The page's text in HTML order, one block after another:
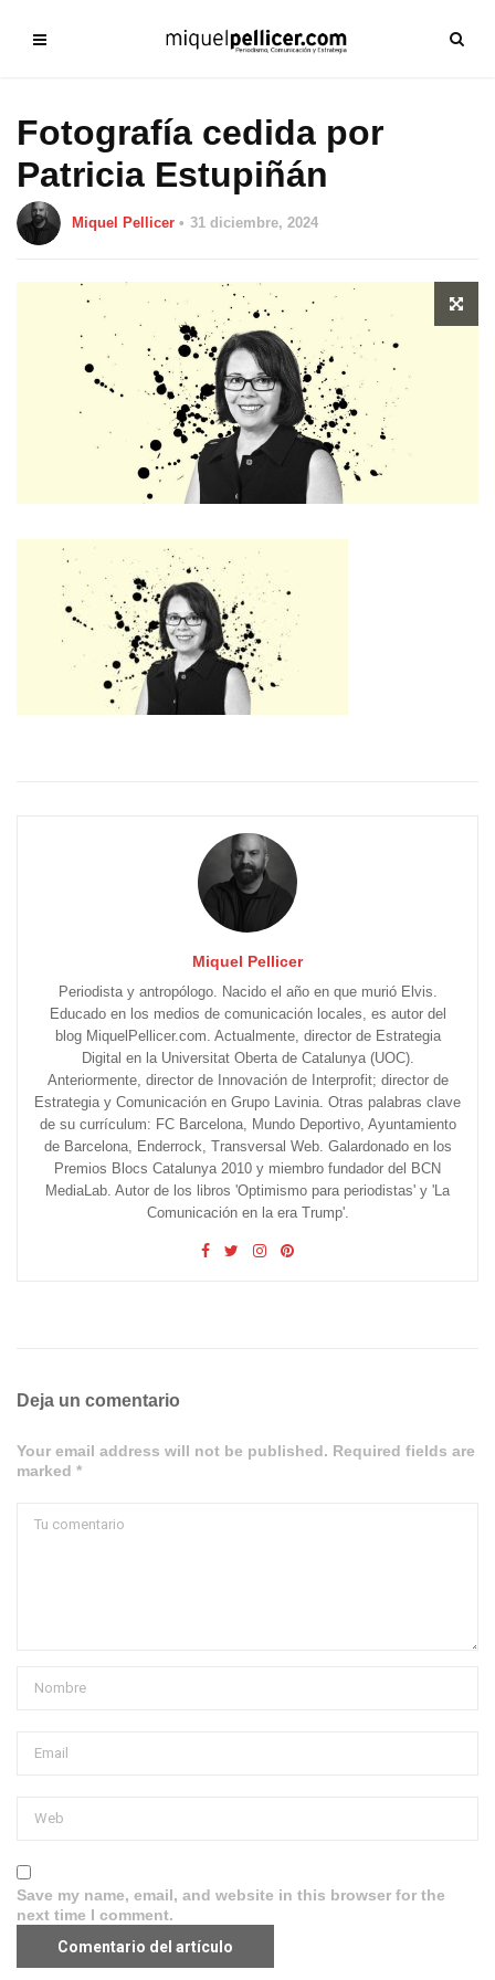
Fotografía cedida por
Patricia Estupiñán
Miquel Pellicer 31 diciembre, 2024
Miquel Pellicer
Periodista y antropólogo. Nacido el año en que murió Elvis.
Educado en los medios de comunicación locales, es autor del
blog MiquelPellicer.com. Actualmente, director de Estrategia
Digital en la Universitat Oberta de Catalunya (UOC).
Anteriormente, director de Innovación de Interprofit; director de
Estrategia y Comunicación en Grupo Lavinia. Otras palabras clave
de su currículum: FC Barcelona, Mundo Deportivo, Ayuntamiento
de Barcelona, Enderrock, Transversal Web. Galardonado en los
Premios Blocs Catalunya 2010 y miembro fundador del BCN
MediaLab. Autor de los libros 'Optimismo para periodistas' y 'La
Comunicación en la era Trump'.
Deja un comentario
Your email address will not be published. Required fields are
marked *
Save my name, email, and website in this browser for the
next time I comment.